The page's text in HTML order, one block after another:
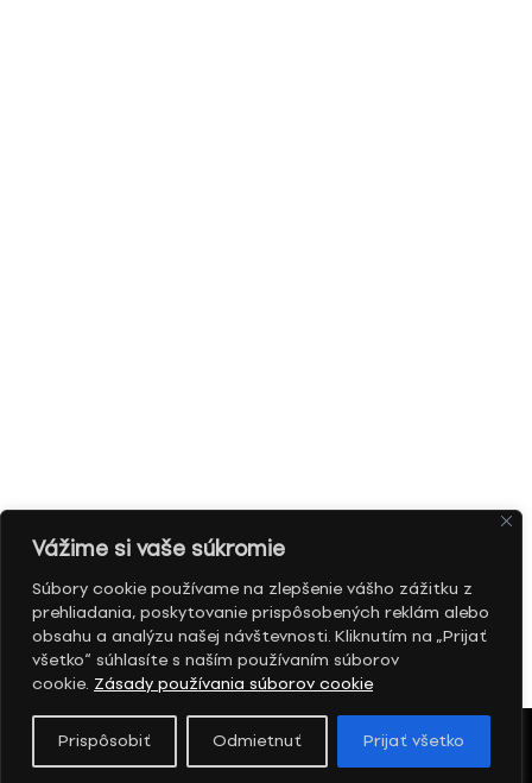
Vážime si vaše súkromie
Súbory cookie používame na zlepšenie vášho zážitku z
prehliadania, poskytovanie prispôsobených reklám alebo
obsahu a analýzu našej návštevnosti. Kliknutím na „Prijať
všetko“ súhlasíte s naším používaním súborov
cookie. Zásady používania súborov cookie
Prispôsobiť Odmietnuť Prijať všetko